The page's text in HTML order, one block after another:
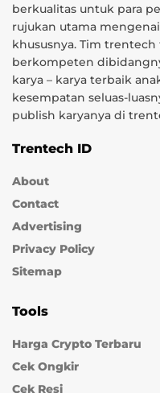
berkualitas untuk para
rujukan utama
khususnya. Tim
berkompeten
karya – karya terbaik
kesempatan seluas-
publish karyanya di
Trentech ID
About
Contact
Advertising
Privacy Policy
Sitemap
Tools
Harga Crypto Terbaru
Cek Ongkir
Cek Resi